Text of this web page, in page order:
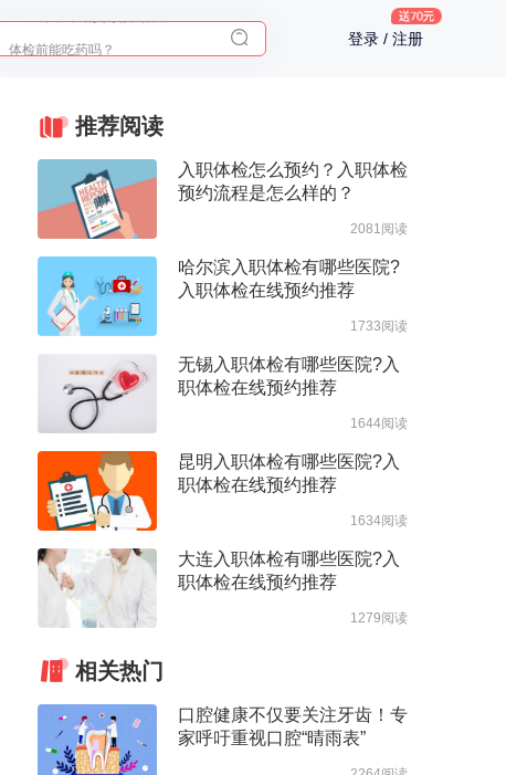
体检前能吃药吗？
十大理由告诉你为什么要买保险
2025年了，给父母预约体检
登录 / 注册
推荐阅读
入职体检怎么预约？入职体检
预约流程是怎么样的？
2081阅读
哈尔滨入职体检有哪些医院?
入职体检在线预约推荐
1733阅读
无锡入职体检有哪些医院?入
职体检在线预约推荐
1644阅读
昆明入职体检有哪些医院?入
职体检在线预约推荐
1634阅读
大连入职体检有哪些医院?入
职体检在线预约推荐
1279阅读
相关热门
口腔健康不仅要关注牙齿！专
家呼吁重视口腔“晴雨表”